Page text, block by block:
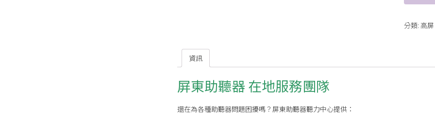
分類: 高屏
資訊
屏東助聽器 在地服務團隊
還在為各種助聽器問題困擾嗎？屏東助聽器聽力中心提供：